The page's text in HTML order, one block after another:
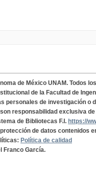
de México UNAM. Todos
de la Facultad de
personales de investigación o
responsabilidad exclusiva
de Bibliotecas F.I. https://
de datos contenidos
Política de calidad
Franco García.